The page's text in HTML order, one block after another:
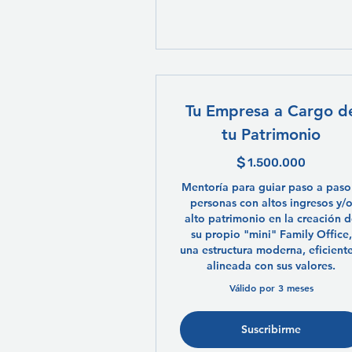
Tu Empresa a Cargo
tu Patrimonio
$1.500.000
Mentoría para guiar paso a
personas con altos ingresos y/o
alto patrimonio en la creación
su propio "mini" Family Office,
una estructura moderna,
alineada con sus valores.
Válido por 3 meses
Suscribirme